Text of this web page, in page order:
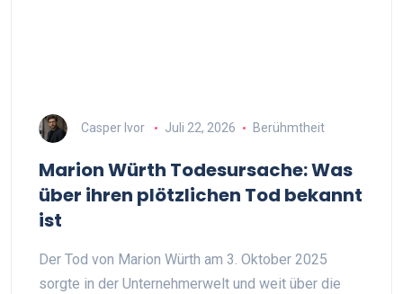
Casper Ivor Juli 22, 2026 Berühmtheit
Marion Würth Todesursache: Was
über ihren plötzlichen Tod bekannt
ist
Der Tod von Marion Würth am 3. Oktober 2025
sorgte in der Unternehmerwelt und weit über die